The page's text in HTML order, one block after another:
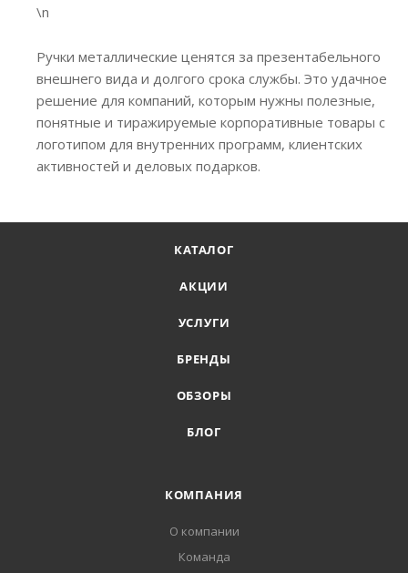
\n
Ручки металлические ценятся за презентабельного
внешнего вида и долгого срока службы. Это удачное
решение для компаний, которым нужны полезные,
понятные и тиражируемые корпоративные товары с
логотипом для внутренних программ, клиентских
активностей и деловых подарков.
КАТАЛОГ
АКЦИИ
УСЛУГИ
БРЕНДЫ
ОБЗОРЫ
БЛОГ
КОМПАНИЯ
О компании
Команда